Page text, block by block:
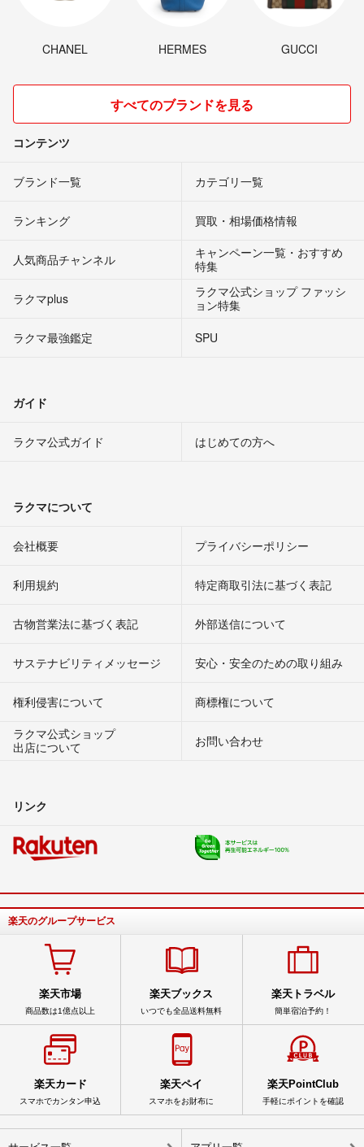
CHANEL HERMES GUCCI
すべてのブランドを見る
コンテンツ
ブランド一覧 カテゴリ一覧
ランキング 買取・相場価格情報
人気商品チャンネル
キャンペーン一覧・おすすめ
特集
ラクマplus
ラクマ公式ショップ ファッシ
ョン特集
ラクマ最強鑑定
SPU
ガイド
ラクマ公式ガイド はじめての方へ
ラクマについて
会社概要 プライバシーポリシー
利用規約 特定商取引法に基づく表記
古物営業法に基づく表記 外部送信について
サステナビリティメッセージ 安心・安全のための取り組み
権利侵害について
商標権について
ラクマ公式ショップ
出店について
お問い合わせ
リンク
楽天のグループサービス
楽天市場
商品数は1億点以上
楽天ブックス
いつでも全品送料無料
楽天トラベル
簡単宿泊予約！
楽天カード
スマホでカンタン申込
楽天ペイ
スマホをお財布に
楽天PointClub
手軽にポイントを確認